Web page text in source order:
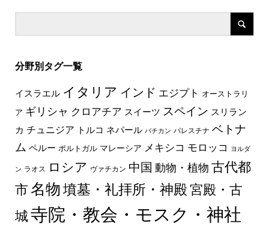
分野別タグ一覧
イスラエル イタリア インド エジプト オーストラリ
ア ギリシャ クロアチア スイーツ スペイン スリラン
カ チュニジア トルコ ネパール バチカン パレスチナ ベトナ
ム ペルー ポルトガル マレーシア メキシコ モロッコ ヨルダ
ン ラオス ロシア ヴァチカン 中国 動物・植物 古代都
市 名物 墳墓・礼拝所・神殿宮殿・古
城 寺院・教会・モスク・神社